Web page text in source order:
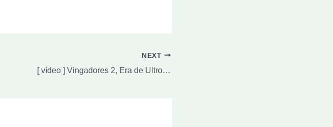
NEXT
[ vídeo ] Vingadores 2, Era de Ultron. O elenco, o clima nas filmagens, os novos planos para a aventura.